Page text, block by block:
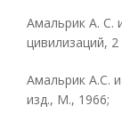
Амальрик А. С.
цивилизаций,
Амальрик А.С.
изд., М., 1966;